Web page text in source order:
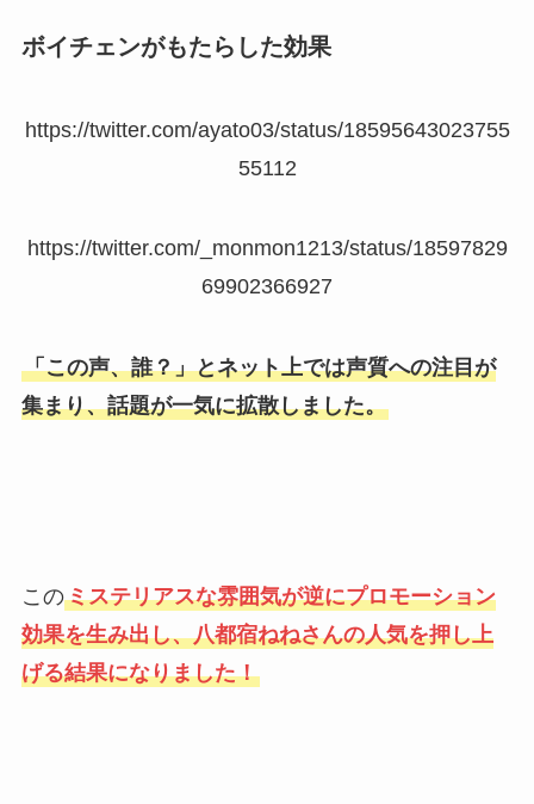
ボイチェンがもたらした効果
https://twitter.com/ayato03/status/18595643023755
55112
https://twitter.com/_monmon1213/status/18597829
69902366927
「この声、誰？」とネット上では声質への注目が
集まり、話題が一気に拡散しました。
このミステリアスな雰囲気が逆にプロモーション
効果を生み出し、八都宿ねねさんの人気を押し上
げる結果になりました！